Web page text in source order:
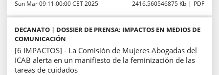
Sun Mar 09 11:00:00 CET 2025 2416.560546875 Kb PDF
DECANATO | DOSSIER DE PRENSA: IMPACTOS EN MEDIOS DE
COMUNICACIÓN
[6 IMPACTOS] - La Comisión de Mujeres Abogadas del
ICAB alerta en un manifiesto de la feminización de las
tareas de cuidados